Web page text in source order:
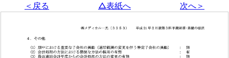
＜戻る △表紙へ 次へ＞